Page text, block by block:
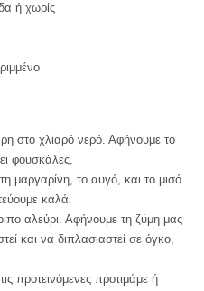
ή χωρίς
στο χλιαρό νερό. Αφήνουμε το
φουσκάλες.
μαργαρίνη, το αυγό, και το μισό
καλά.
αλεύρι. Αφήνουμε τη ζύμη μας
και να διπλασιαστεί σε όγκο,
προτεινόμενες προτιμάμε ή